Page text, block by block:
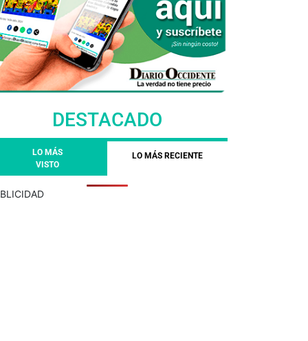
DESTACADO
LO MÁS
VISTO
LO MÁS RECIENTE